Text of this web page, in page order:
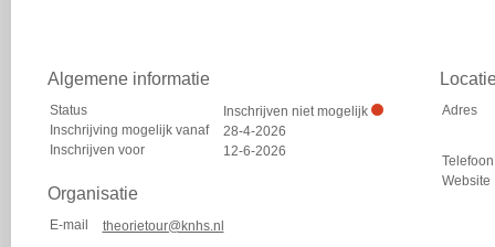
Algemene informatie
Status
Inschrijven niet mogelijk
Inschrijving mogelijk vanaf
28-4-2026
Inschrijven voor
12-6-2026
Organisatie
E-mail theorietour@knhs.nl
Adres
Telefoon
Website